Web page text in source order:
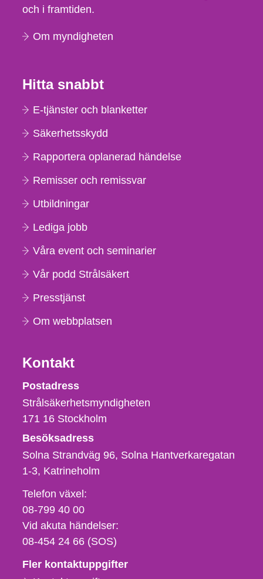
och i framtiden.
Om myndigheten
Hitta snabbt
E-tjänster och blanketter
Säkerhetsskydd
Rapportera oplanerad händelse
Remisser och remissvar
Utbildningar
Lediga jobb
Våra event och seminarier
Vår podd Strålsäkert
Presstjänst
Om webbplatsen
Kontakt
Strålsäkerhetsmyndigheten
Postadress
Strålsäkerhetsmyndigheten
171 16 Stockholm
Besöksadress
Solna Strandväg 96, Solna Hantverkaregatan
1-3 Katrineholm
Telefon,
fax
och
e-
Telefon växel:
08-799 40 00
Vid akuta händelser:
08-454 24 66 (SOS)
Fler kontaktuppgifter